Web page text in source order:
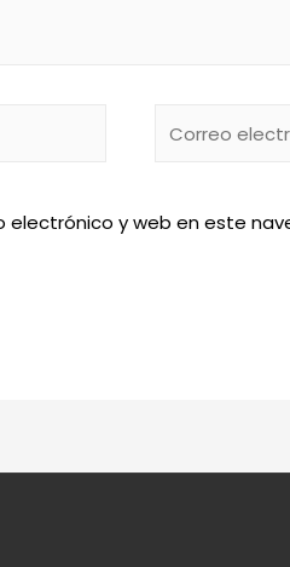
electrónico y web en este